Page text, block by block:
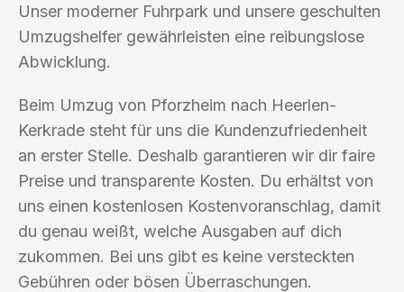
Unser moderner Fuhrpark und unsere geschulten
Umzugshelfer gewährleisten eine reibungslose
Abwicklung.
Beim Umzug von Pforzheim nach Heerlen-
Kerkrade steht für uns die Kundenzufriedenheit
an erster Stelle. Deshalb garantieren wir dir faire
Preise und transparente Kosten. Du erhältst von
uns einen kostenlosen Kostenvoranschlag, damit
du genau weißt, welche Ausgaben auf dich
zukommen. Bei uns gibt es keine versteckten
Gebühren oder bösen Überraschungen.